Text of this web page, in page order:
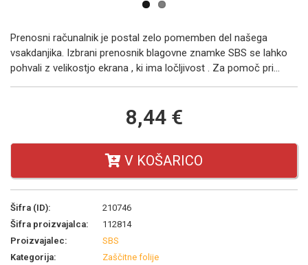
Prenosni računalnik je postal zelo pomemben del našega
vsakdanjika. Izbrani prenosnik blagovne znamke SBS se lahko
pohvali z velikostjo ekrana , ki ima ločljivost . Za pomoč pri...
8,44 €
V KOŠARICO
Šifra (ID):
210746
Šifra proizvajalca:
112814
Proizvajalec:
SBS
Kategorija:
Zaščitne folije